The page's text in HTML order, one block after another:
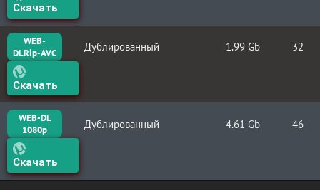
Скачать
WEB-
DLRip-AVC
Дублированный 1.99 Gb 32
Скачать
WEB-DL
1080p
Дублированный 4.61 Gb 46
Скачать